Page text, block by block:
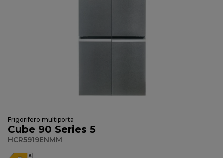
Frigorifero multiporta
Cube 90 Series 5
HCR5919ENMM